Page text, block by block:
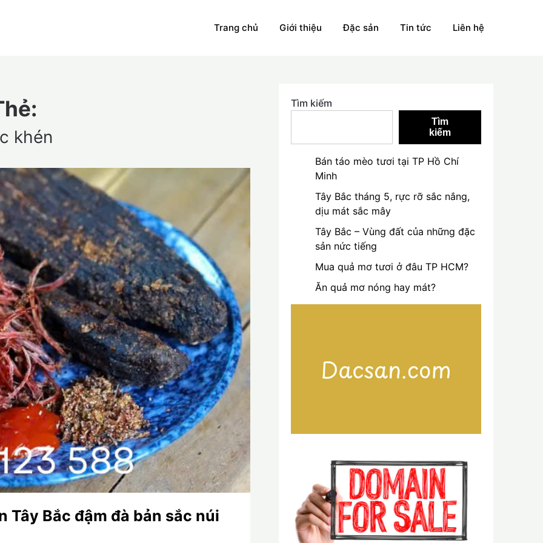
Trang chủ Giới thiệu Đặc sản Tin tức Liên hệ
khén
Bắc đậm đà bản sắc núi
Tìm kiếm
Tìm
kiếm
Bán táo mèo tươi tại TP Hồ Chí
Minh
Tây Bắc tháng 5, rực rỡ sắc nắng,
dịu mát sắc mây
Tây Bắc – Vùng đất của những đặc
sản nức tiếng
Mua quả mơ tươi ở đâu TP HCM?
Ăn quả mơ nóng hay mát?